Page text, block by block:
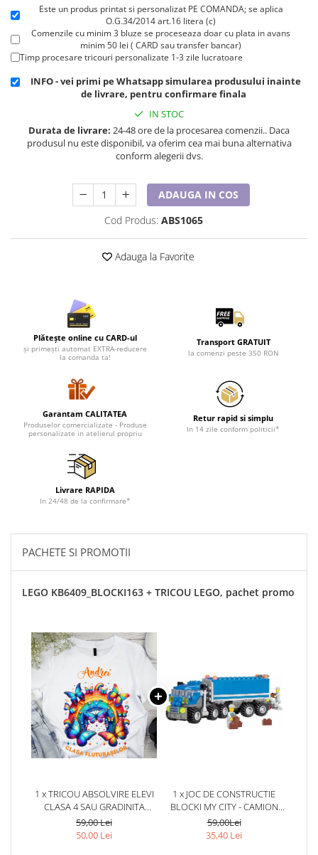
Este un produs printat si personalizat PE COMANDA; se aplica
O.G.34/2014 art.16 litera (c)
Comenzile cu minim 3 bluze se proceseaza doar cu plata in avans
minim 50 lei ( CARD sau transfer bancar)
Timp procesare tricouri personalizate 1-3 zile lucratoare
INFO - vei primi pe Whatsapp simularea produsului inainte
de livrare, pentru confirmare finala
IN STOC
Durata de livrare: 24-48 ore de la procesarea comenzii.. Daca
produsul nu este disponibil, va oferim cea mai buna alternativa
conform alegerii dvs.
ADAUGA IN COS
Cod Produs: ABS1065
Adauga la Favorite
Plătește online cu CARD-ul
și primești automat EXTRA-reducere
la comanda ta!
Transport GRATUIT
la comenzi peste 350 RON
Garantam CALITATEA
Produselor comercializate - Produse
personalizate in atelierul propriu
Retur rapid si simplu
In 14 zile conform politicii*
Livrare RAPIDA
In 24/48 de la confirmare*
PACHETE SI PROMOTII
LEGO KB6409_BLOCKI163 + TRICOU LEGO, pachet promo
1 x TRICOU ABSOLVIRE ELEVI
CLASA 4 SAU GRADINITA
CLASA FLUTURASILOR CU
TEXT SAU POZE ABS1065
59,00 Lei
50,00 Lei
1 x JOC DE CONSTRUCTIE
BLOCKI MY CITY - CAMION
(163 PIESE)
59,00Lei
35,40 Lei